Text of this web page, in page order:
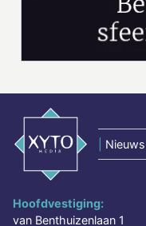
Hoofdvestiging:
van Benthuizenlaan 1